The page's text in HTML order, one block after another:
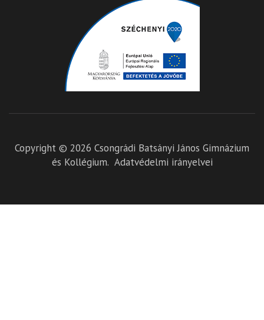
Copyright © 2026 Csongrádi Batsányi János Gimnázium
és Kollégium. Adatvédelmi irányelvei